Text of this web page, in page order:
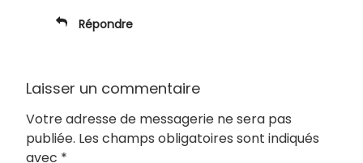
Répondre
Laisser un commentaire
Votre adresse de messagerie ne sera pas
publiée. Les champs obligatoires sont indiqués
avec *